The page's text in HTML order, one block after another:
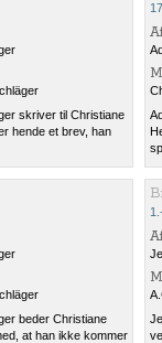
skriver til Christiane
hende et brev, han
beder Christiane
at han ikke kommer